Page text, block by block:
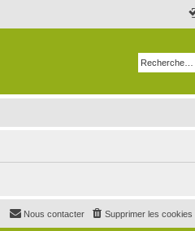
Supprimer les cookies
Nous contacter